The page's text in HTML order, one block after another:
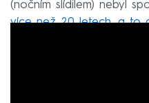
(nočním slídilem) nebyl
více než 20 letech, a to